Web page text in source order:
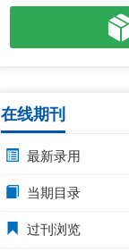
在线期刊
最新录用
当期目录
过刊浏览